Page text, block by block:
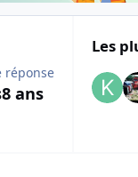
réponse
8 ans
Les
overview